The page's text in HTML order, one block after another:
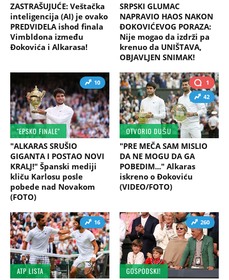
ZASTRAŠUJUĆE: Veštačka
inteligencija (AI) je ovako
PREDVIDELA ishod finala
Vimbldona između
Đokovića i Alkarasa!
SRPSKI GLUMAC
NAPRAVIO HAOS NAKON
ĐOKOVIĆEVOG PORAZA:
Nije mogao da izdrži pa
krenuo da UNIŠTAVA,
OBJAVLJEN SNIMAK!
10
"EPSKO FINALE"
"ALKARAS SRUŠIO
GIGANTA I POSTAO NOVI
KRALJ!" Španski mediji
kliču Karlosu posle
pobede nad Novakom
(FOTO)
1
42
OTVORIO DUŠU
"PRE MEČA SAM MISLIO
DA NE MOGU DA GA
POBEDIM..." Alkaras
iskreno o Đokoviću
(VIDEO/FOTO)
16
ATP LISTA
260
GOSPODSKI!